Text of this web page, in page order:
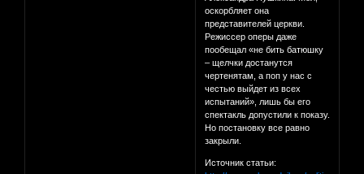
оскорбляет она
представителей церкви.
Режиссер оперы даже
пообещал «не бить батюшку
– щелчки достанутся
чертенятам, а поп у нас с
честью выйдет из всех
испытаний», лишь бы его
спектакль допустили к показу.
Но постановку все равно
закрыли.
Источник статьи: